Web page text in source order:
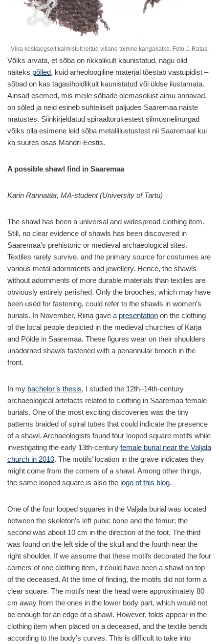
Viira keskaegselt kalmistult leitud villane toimne kangakatke. Foto J. Ratas.
Võiks arvata, et sõba on rikkalikult kaunistatud, nagu olid
näiteks põlled, kuid arheoloogiline materjal tõestab vastupidist –
sõbad on kas tagasihoidlikult kaunistatud või üldse ilustamata.
Ainsad esemed, mis meile sõbade olemasolust aimu annavad,
on sõled ja neid esineb suhteliselt paljudes Saaremaa naiste
matustes. Siinkirjeldatud spiraaltorukestest silmusnelinurgad
võiks olla esimene leid sõba metallilustustest nii Saaremaal kui
ka suures osas Mandri-Eestis.
A possible shawl find in Saaremaa
Karin Rannaäär, MA-student (University of Tartu)
The shawl has been a universal and widespread clothing item.
Still, no clear evidence of shawls has been discovered in
Saaremaa’s prehistoric or medieval archaeological sites.
Textiles rarely survive, and the primary source for costumes are
various metal adornments and jewellery. Hence, the shawls
without adornments of more durable materials than textiles are
obviously entirely perished. Only the brooches, which may have
been used for fastening, could refer to the shawls in women’s
burials. In November, Riina gave a presentation on the clothing
of the local people depicted in the medieval churches of Karja
and Pöide in Saaremaa. These figures wear on their shoulders
unadorned shawls fastened with a penannular brooch in the
front.
In my bachelor’s thesis, I studied the 12th–14th-century
archaeological artefacts related to clothing in Saaremaa female
burials. One of the most exciting discoveries was the tiny
patterns braided of spiral tubes that could indicate the presence
of a shawl. Archaeologists found four looped square motifs while
investigating the early 13th-century female burial near the Valjala
church in 2010. The motifs’ location in the grave indicates they
might come from the corners of a shawl. Among other things,
the same looped square is also the logo of this blog.
One of the four looped squares in the Valjala burial was located
between the skeleton’s left pubic bone and the femur; the
second was about 10 cm in the direction of the foot. The third
was found on the left side of the skull and the fourth near the
right shoulder. If we assume that these motifs decorated the four
corners of one clothing item, it could have been a shawl on top
of the deceased. At the time of finding, the motifs did not form a
clear square. The motifs near the head were approximately 80
cm away from the ones in the lower body part, which would not
be enough for an edge of a shawl. However, folds appear in the
clothing item when placed on a deceased, and the textile bends
according to the body’s curves. This is difficult to take into